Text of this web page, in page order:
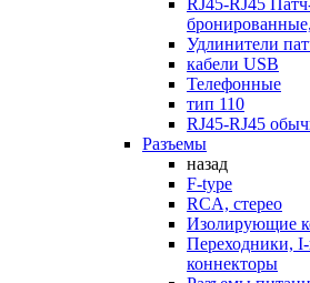
RJ45-RJ45
Удлинители
кабели USB
Телефонные
тип 110
RJ45-RJ45
Разъемы
назад
F-type
RCA, стерео
Изолирующие
Переходники,
коннекторы